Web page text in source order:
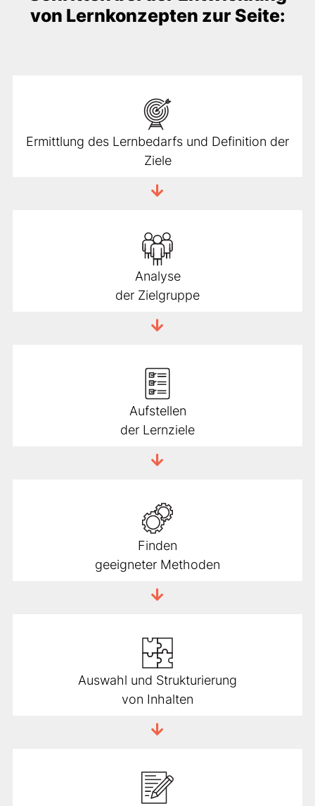
von Lernkonzepten zur Seite:
Ermittlung des Lernbedarfs und Definition der
Ziele
Analyse
der Zielgruppe
Aufstellen
der Lernziele
Finden
geeigneter Methoden
Auswahl und Strukturierung
von Inhalten